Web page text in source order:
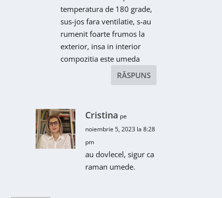
temperatura de 180 grade,
sus-jos fara ventilatie, s-au
rumenit foarte frumos la
exterior, insa in interior
compozitia este umeda
RĂSPUNS
Cristina pe
noiembrie 5, 2023 la 8:28
pm
au dovlecel, sigur ca
raman umede.